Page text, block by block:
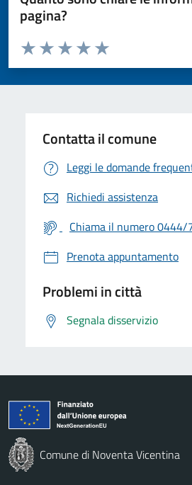
pagina?
Valuta da 1 a 5 stelle la pagina
Valuta 5 stelle su 5
Valuta 4 stelle su 5
Valuta 3 stelle su 5
Valuta 2 stelle su 5
Valuta 1 stelle su 5
Contatta il comune
Leggi le domande
Richiedi assistenza
Chiama il numero 0444/
Prenota appuntamento
Problemi in città
Segnala disservizio
Comune di Noventa Vicentina